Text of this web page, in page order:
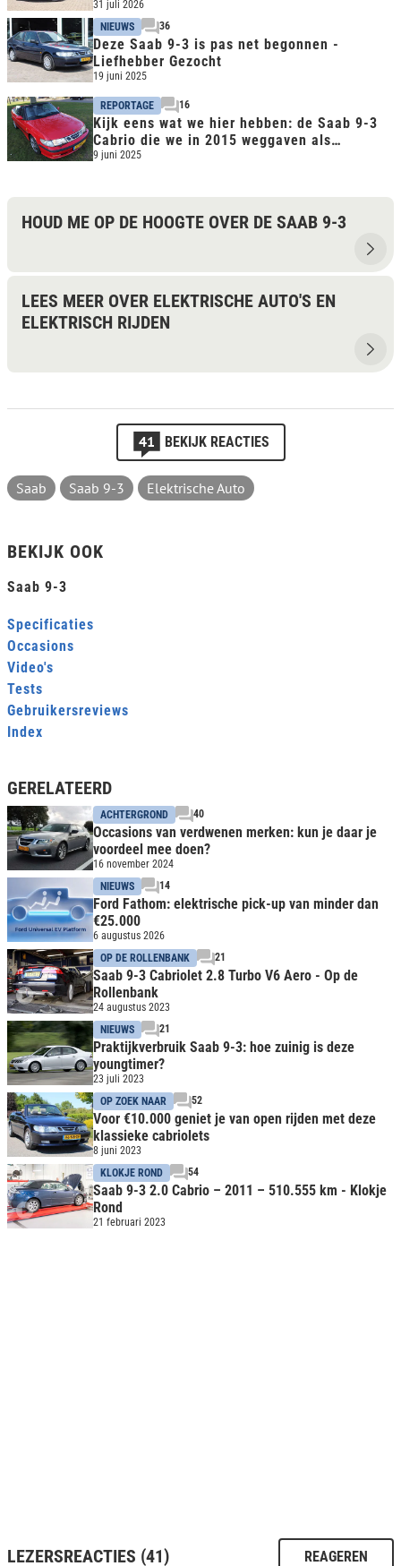
€10.000
31 juli 2026
NIEUWS
36
Deze Saab 9-3 is pas net begonnen -
Liefhebber Gezocht
19 juni 2025
REPORTAGE 16
Kijk eens wat we hier hebben: de Saab 9-3
Cabrio die we in 2015 weggaven als
vakantiekar!
9 juni 2025
HOUD ME OP DE HOOGTE OVER DE SAAB 9-3
LEES MEER OVER ELEKTRISCHE AUTO'S EN
ELEKTRISCH RIJDEN
41 BEKIJK REACTIES
Saab Saab 9-3 Elektrische Auto
BEKIJK OOK
Saab 9-3
Specificaties
Occasions
Video's
Tests
Gebruikersreviews
Index
GERELATEERD
ACHTERGROND 40
Occasions van verdwenen merken: kun je daar je
voordeel mee doen?
16 november 2024
NIEUWS
14
Ford Fathom: elektrische pick-up van minder dan
€25.000
6 augustus 2026
OP DE ROLLENBANK
21
Saab 9-3 Cabriolet 2.8 Turbo V6 Aero - Op de
Rollenbank
24 augustus 2023
NIEUWS
21
Praktijkverbruik Saab 9-3: hoe zuinig is deze
youngtimer?
23 juli 2023
OP ZOEK NAAR
52
Voor €10.000 geniet je van open rijden met deze
klassieke cabriolets
8 juni 2023
KLOKJE ROND
54
Saab 9-3 2.0 Cabrio – 2011 – 510.555 km - Klokje
Rond
21 februari 2023
LEZERSREACTIES (41) REAGEREN